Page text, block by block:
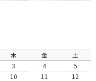
木 金
土
3 4
5
10 11
12